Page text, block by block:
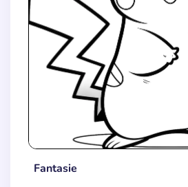
Fantasie